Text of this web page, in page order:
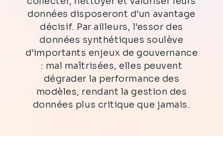
données disposeront d’un avantage
décisif. Par ailleurs, l’essor des
données synthétiques soulève
d’importants enjeux de gouvernance
: mal maîtrisées, elles peuvent
dégrader la performance des
modèles, rendant la gestion des
données plus critique que jamais.